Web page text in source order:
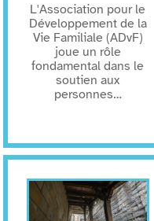
L'Association pour le
Développement de la
Vie Familiale (ADvF)
joue un rôle
fondamental dans le
soutien aux
personnes…